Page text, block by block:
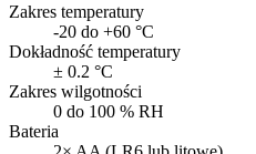
Zakres temperatury
-20 do +60 °C
Dokładność temperatury
± 0.2 °C
Zakres wilgotności
0 do 100 % RH
Bateria